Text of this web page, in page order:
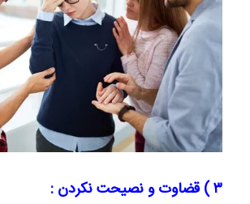
۳ ) قضاوت و نصیحت نکردن :